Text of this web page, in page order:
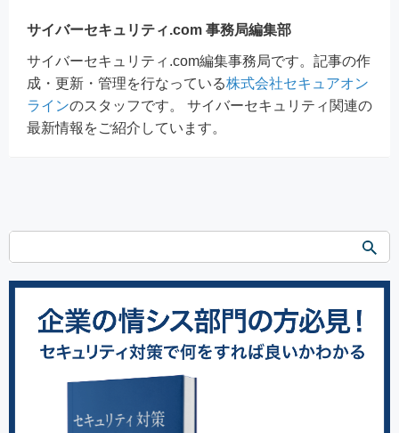
サイバーセキュリティ.com 事務局編集部
サイバーセキュリティ.com編集事務局です。記事の作
成・更新・管理を行なっている株式会社セキュアオン
ラインのスタッフです。 サイバーセキュリティ関連の
最新情報をご紹介しています。